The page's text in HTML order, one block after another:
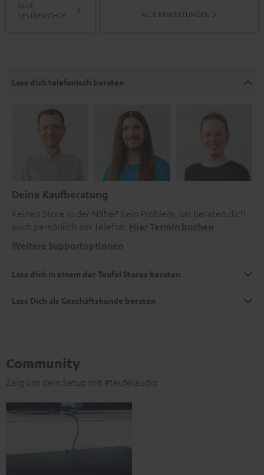
ALLE
TESTBERICHTE
ALLE BEWERTUNGEN
Lass dich telefonisch beraten
Deine Kaufberatung
Keinen Store in der Nähe? Kein Problem, wir beraten dich
auch persönlich am Telefon. Hier Termin buchen
Weitere Supportoptionen
Lass dich in einem der Teufel Stores beraten
Lass Dich als Geschäftskunde beraten
Community
Zeig uns dein Setup mit #teufelaudio